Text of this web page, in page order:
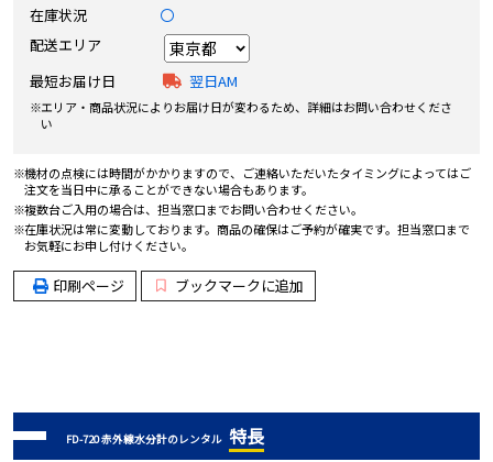
在庫状況
〇
配送エリア
最短お届け日
翌日AM
エリア・商品状況によりお届け日が変わるため、詳細はお問い合わせくださ
い
機材の点検には時間がかかりますので、ご連絡いただいたタイミングによってはご
注文を当日中に承ることができない場合もあります。
複数台ご入用の場合は、担当窓口までお問い合わせください。
在庫状況は常に変動しております。商品の確保はご予約が確実です。担当窓口まで
お気軽にお申し付けください。
印刷ページ ブックマークに追加
FD-720 赤外線水分計のレンタル 特長